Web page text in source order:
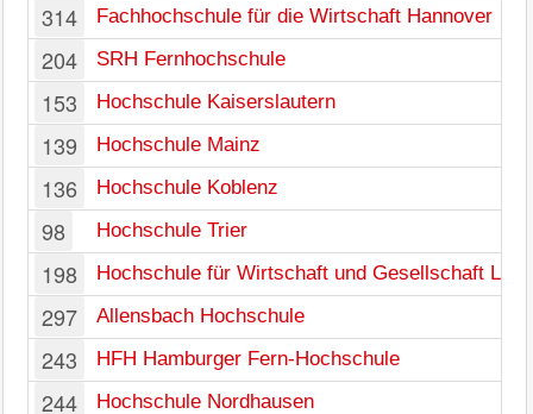
314 Fachhochschule für die Wirtschaft Hannover
204 SRH Fernhochschule
153 Hochschule Kaiserslautern
139 Hochschule Mainz
136 Hochschule Koblenz
98 Hochschule Trier
198 Hochschule für Wirtschaft und Gesellschaft
297 Allensbach Hochschule
243 HFH Hamburger Fern-Hochschule
244 Hochschule Nordhausen